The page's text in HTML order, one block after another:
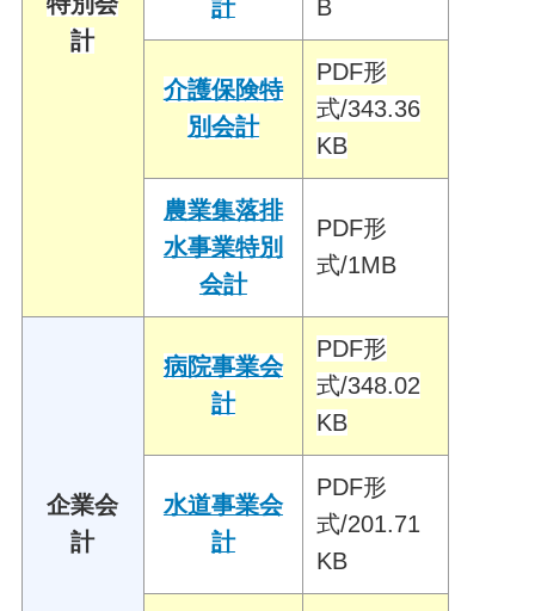
計
計
B
介護保険特
別会計
PDF形
式/343.36
KB
農業集落排
水事業特別
会計
PDF形
式/1MB
企業会
計
病院事業会
計
PDF形
式/348.02
KB
水道事業会
計
PDF形
式/201.71
KB